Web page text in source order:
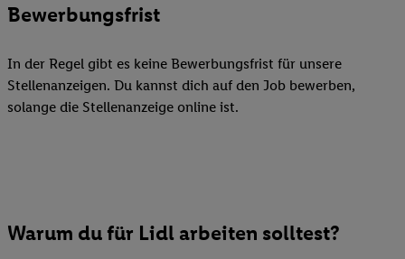
Bewerbungsfrist
In der Regel gibt es keine Bewerbungsfrist für unsere
Stellenanzeigen. Du kannst dich auf den Job bewerben,
solange die Stellenanzeige online ist.
Warum du für Lidl arbeiten solltest?